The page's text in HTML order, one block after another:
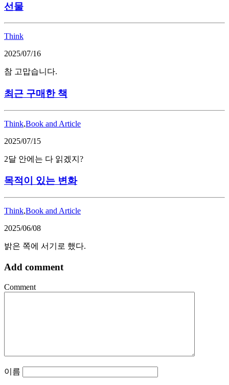
선물
Think
2025/07/16
참 고맙습니다.
최근 구매한 책
Think,Book and Article
2025/07/15
2달 안에는 다 읽겠지?
목적이 있는 변화
Think,Book and Article
2025/06/08
밝은 쪽에 서기로 했다.
Add comment
Comment
이름